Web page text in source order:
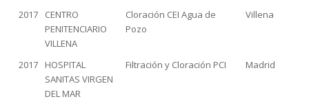
2017
CENTRO
PENITENCIARIO
VILLENA
Cloración CEI Agua de
Pozo
Villena
2017
HOSPITAL
SANITAS VIRGEN
DEL MAR
Filtración y Cloración PCI Madrid